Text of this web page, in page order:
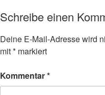
Schreibe einen
Deine E-Mail-Adresse wird
mit* markiert
Kommentar*